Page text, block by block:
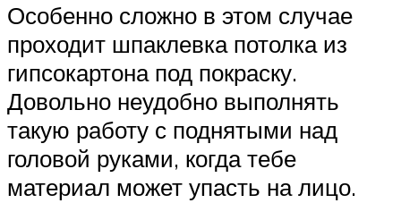
Особенно сложно в этом случае
проходит шпаклевка потолка из
гипсокартона под покраску.
Довольно неудобно выполнять
такую работу с поднятыми над
головой руками, когда тебе
материал может упасть на лицо.